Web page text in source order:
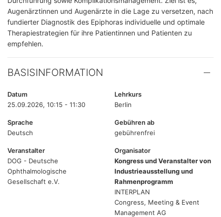
Augenärztinnen und Augenärzte in die Lage zu versetzen, nach
fundierter Diagnostik des Epiphoras individuelle und optimale
Therapiestrategien für ihre Patientinnen und Patienten zu
empfehlen.
BASISINFORMATION
Datum
25.09.2026, 10:15 - 11:30
Lehrkurs
Berlin
Sprache
Deutsch
Gebühren ab
gebührenfrei
Veranstalter
DOG - Deutsche
Ophthalmologische
Gesellschaft e.V.
Organisator
Kongress und Veranstalter von
Industrieausstellung und
Rahmenprogramm
INTERPLAN
Congress, Meeting & Event
Management AG